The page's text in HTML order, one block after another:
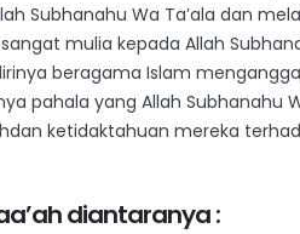
Subhanahu Wa Ta’ala dan
mulia kepada Allah
beragama Islam
pahala yang Allah Subhanahu
ketidaktahuan mereka
diantaranya :